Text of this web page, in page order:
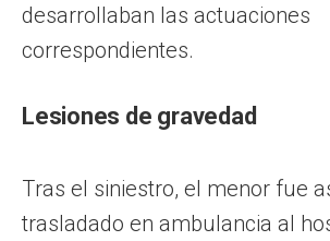
desarrollaban las actuaciones
correspondientes.
Lesiones de gravedad
Tras el siniestro, el menor fue
trasladado en ambulancia al